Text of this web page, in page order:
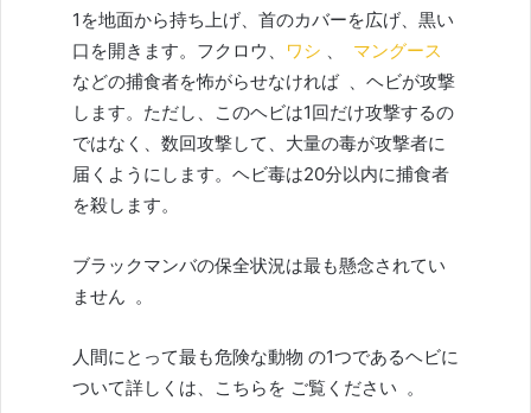
1を地面から持ち上げ、首のカバーを広げ、黒い
口を開きます。フクロウ、
ワシ
マングース
などの捕食者を怖がらせなければ
、ヘビが攻撃
します。ただし、このヘビは1回だけ攻撃するの
ではなく、数回攻撃して、大量の毒が攻撃者に
届くようにします。ヘビ毒は20分以内に捕食者
を殺します。
ブラックマンバの保全状況は最も懸念されてい
ません 。
人間にとって最も危険な動物 の1つであるヘビに
ついて詳しくは、
こちらを ご覧ください 。